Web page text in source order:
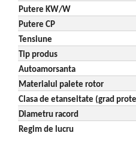
Putere KW/W
Putere CP
Tensiune
Tip produs
Autoamorsanta
Materialul palete rotor
Clasa de etanseitate (grad
Diametru racord
Regim de lucru